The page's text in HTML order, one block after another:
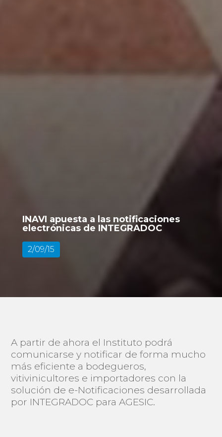
INAVI apuesta a las notificaciones
electrónicas de INTEGRADOC
2/09/15
A partir de ahora el Instituto podrá
comunicarse y notificar de forma mucho
más eficiente a bodegueros,
vitivinicultores e importadores con la
solución de e-Notificaciones desarrollada
por INTEGRADOC para AGESIC.